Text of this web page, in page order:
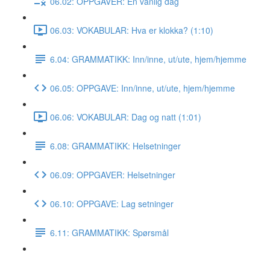
06.03: VOKABULAR: Hva er klokka? (1:10)
6.04: GRAMMATIKK: Inn/inne, ut/ute, hjem/hjemme
06.05: OPPGAVE: Inn/inne, ut/ute, hjem/hjemme
06.06: VOKABULAR: Dag og natt (1:01)
6.08: GRAMMATIKK: Helsetninger
06.09: OPPGAVER: Helsetninger
06.10: OPPGAVE: Lag setninger
6.11: GRAMMATIKK: Spørsmål